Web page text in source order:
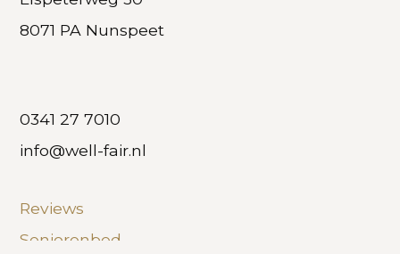
8071 PA Nunspeet
0341 27 7010
info@well-fair.nl
Reviews
Seniorenbed